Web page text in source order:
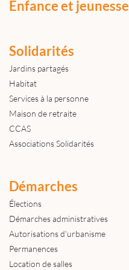
Enfance et jeunesse
Solidarités
Jardins partagés
Habitat
Services à la personne
Maison de retraite
CCAS
Associations Solidarités
Démarches
Élections
Démarches administratives
Autorisations d'urbanisme
Permanences
Location de salles